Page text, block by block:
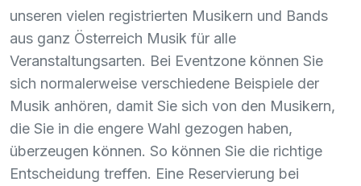
unseren vielen registrierten Musikern und Bands
aus ganz Österreich Musik für alle
Veranstaltungsarten. Bei Eventzone können Sie
sich normalerweise verschiedene Beispiele der
Musik anhören, damit Sie sich von den Musikern,
die Sie in die engere Wahl gezogen haben,
überzeugen können. So können Sie die richtige
Entscheidung treffen. Eine Reservierung bei